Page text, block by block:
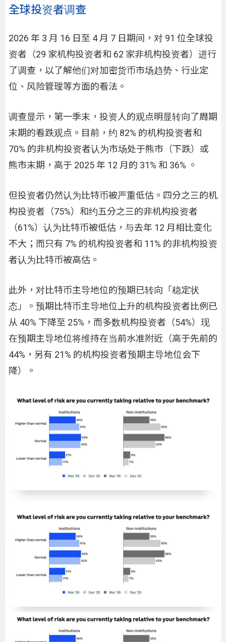
全球投资者调查
2026 年 3 月 16 日至 4 月 7 日期间，对 91 位全球投
资者（29 家机构投资者和 62 家非机构投资者）进行
了调查，以了解他们对加密货币市场趋势、行业定
位、风险管理等方面的看法。
调查显示，第一季末，投资人的观点明显转向了周期
末期的看跌观点。目前，约 82% 的机构投资者和
70% 的非机构投资者认为市场处于熊市（下跌）或
熊市末期，高于 2025 年 12 月的 31% 和 36% 。
但投资者仍然认为比特币被严重低估。四分之三的机
构投资者（75%）和约五分之三的非机构投资者
（61%）认为比特币被低估，与去年 12 月相比变化
不大；而只有 7% 的机构投资者和 11% 的非机构投资
者认为比特币被高估。
此外，对比特币主导地位的预期已转向「稳定状
态」。预期比特币主导地位上升的机构投资者比例已
从 40% 下降至 25%，而多数机构投资者（54%）现
在预期主导地位将维持在当前水准附近（高于先前的
44%，另有 21% 的机构投资者预期主导地位会下
降）。